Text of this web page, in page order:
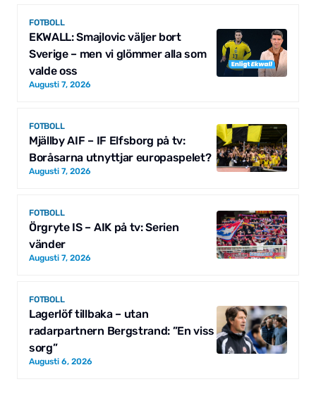
FOTBOLL
EKWALL: Smajlovic väljer bort
Sverige – men vi glömmer alla som
valde oss
Augusti 7, 2026
FOTBOLL
Mjällby AIF – IF Elfsborg på tv:
Boråsarna utnyttjar europaspelet?
Augusti 7, 2026
FOTBOLL
Örgryte IS – AIK på tv: Serien
vänder
Augusti 7, 2026
FOTBOLL
Lagerlöf tillbaka – utan
radarpartnern Bergstrand: ”En viss
sorg”
Augusti 6, 2026